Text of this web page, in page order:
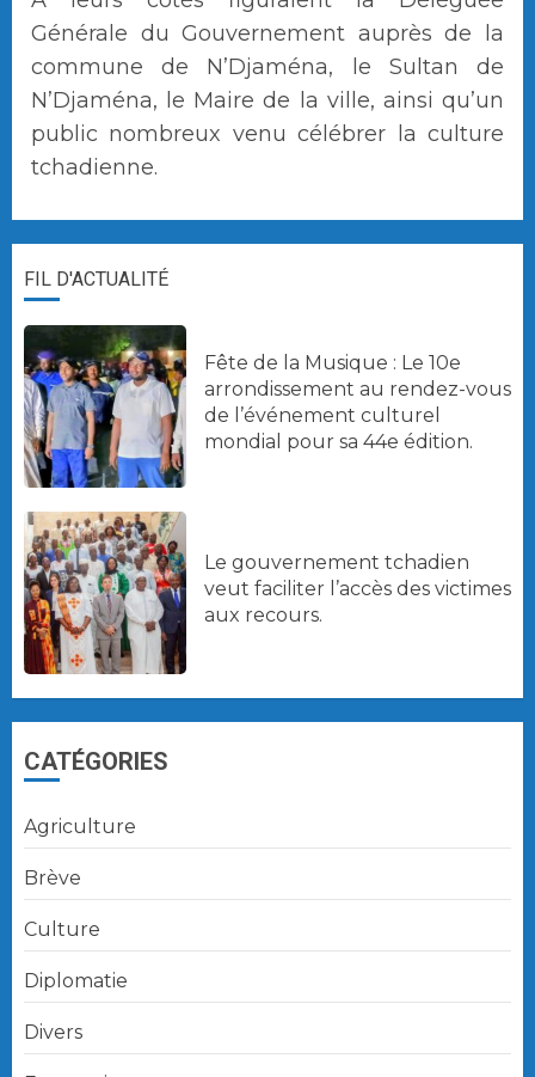
Générale du Gouvernement auprès de la
commune de N’Djaména, le Sultan de
N’Djaména, le Maire de la ville, ainsi qu’un
public nombreux venu célébrer la culture
tchadienne.
FIL D'ACTUALITÉ
Fête de la Musique : Le 10e
arrondissement au rendez-vous
de l’événement culturel
mondial pour sa 44e édition.
Le gouvernement tchadien
veut faciliter l’accès des victimes
aux recours.
CATÉGORIES
Agriculture
Brève
Culture
Diplomatie
Divers